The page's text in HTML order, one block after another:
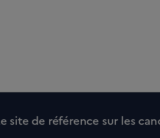
site de référence sur les